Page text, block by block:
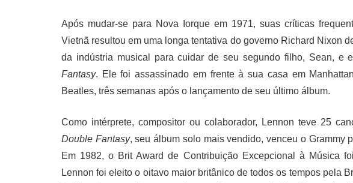
Após mudar-se para Nova Iorque em 1971, suas críticas
Vietnã resultou em uma longa tentativa do governo Richard Nixon
da indústria musical para cuidar de seu segundo filho, Sean, e
Fantasy. Ele foi assassinado em frente à sua casa em
Beatles, três semanas após o lançamento de seu último álbum.
Como intérprete, compositor ou colaborador, Lennon teve 25
Double Fantasy, seu álbum solo mais vendido, venceu o Grammy
Em 1982, o Brit Award de Contribuição Excepcional à Música
Lennon foi eleito o oitavo maior britânico de todos os tempos pela